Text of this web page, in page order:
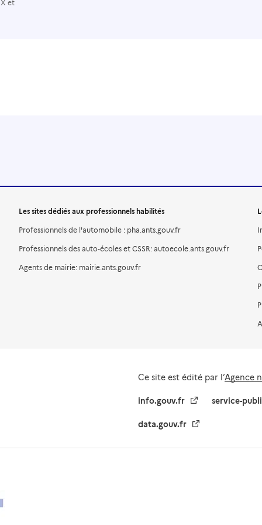
et
Les sites dédiés aux professionnels habilités
Professionnels de l'automobile : pha.ants.gouv.fr
Professionnels des auto-écoles et CSSR: autoecole.ants.gouv.fr
Agents de mairie: mairie.ants.gouv.fr
Ce site est édité par l’Agence
info.gouv.fr service-
data.gouv.fr